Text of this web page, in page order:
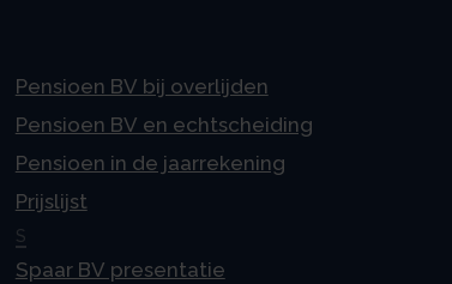
Pensioen BV bij overlijden
Pensioen BV en echtscheiding
Pensioen in de jaarrekening
Prijslijst
S
Spaar BV presentatie